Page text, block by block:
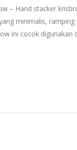
– Hand stacker
minimalis,
ini cocok